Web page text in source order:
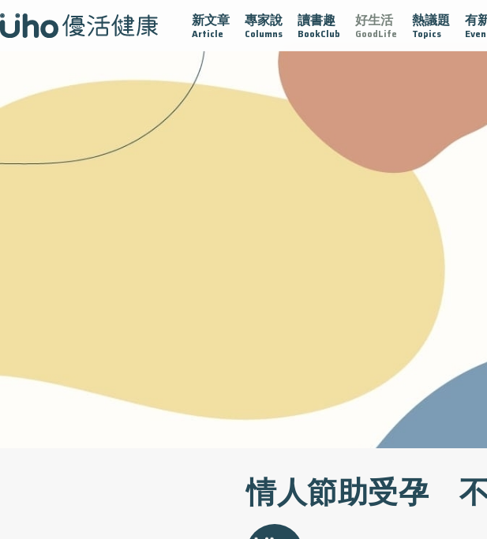
新文章
Article
專家說
Columns
讀書趣
BookClub
好生活
GoodLife
熱議題
Topics
有
黏 守護腺在 疫情保衛戰 再生醫學 愛的未來視 認識攝護腺肥大 守護
情人節助受孕